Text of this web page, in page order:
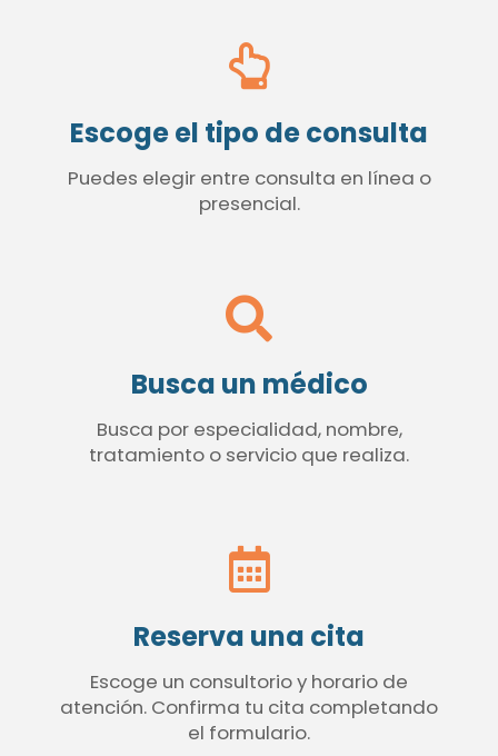
Escoge el tipo de consulta
Puedes elegir entre consulta en línea o
presencial.
Busca un médico
Busca por especialidad, nombre,
tratamiento o servicio que realiza.
Reserva una cita
Escoge un consultorio y horario de
atención. Confirma tu cita completando
el formulario.